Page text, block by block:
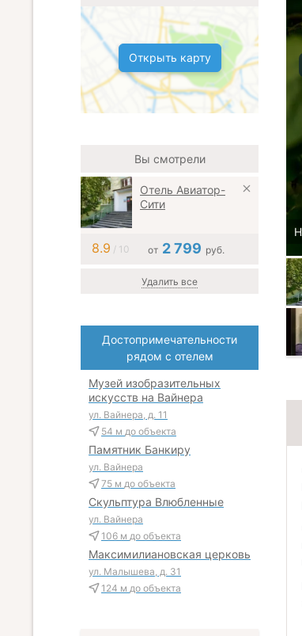
Открыть карту
Вы смотрели
Отель Авиатор-
Сити
8.9 / 10 от 2 799 руб.
Удалить все
Достопримечательности
рядом с отелем
Музей изобразительных
искусств на Вайнера
ул. Вайнера, д. 11
54 м до объекта
Памятник Банкиру
ул. Вайнера
75 м до объекта
Скульптура Влюбленные
ул. Вайнера
106 м до объекта
Максимилиановская церковь
ул. Малышева, д. 31
124 м до объекта